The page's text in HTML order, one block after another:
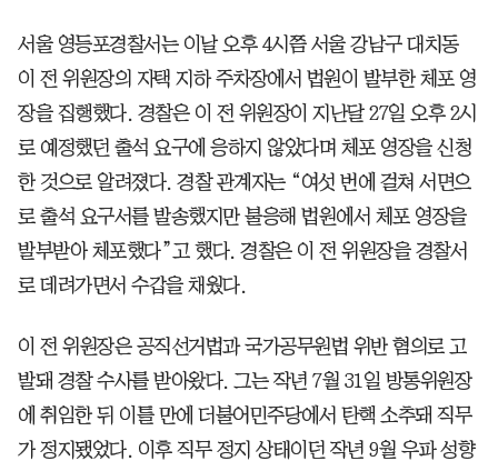
서울 영등포경찰서는 이날 오후 4시쯤 서울 강남구 대치동
이 전 위원장의 자택 지하 주차장에서 법원이 발부한 체포 영
장을 집행했다. 경찰은 이 전 위원장이 지난달 27일 오후 2시
로 예정했던 출석 요구에 응하지 않았다며 체포 영장을 신청
한 것으로 알려졌다. 경찰 관계자는 “여섯 번에 걸쳐 서면으
로 출석 요구서를 발송했지만 불응해 법원에서 체포 영장을
발부받아 체포했다”고 했다. 경찰은 이 전 위원장을 경찰서
로 데려가면서 수갑을 채웠다.
이 전 위원장은 공직선거법과 국가공무원법 위반 혐의로 고
발돼 경찰 수사를 받아왔다. 그는 작년 7월 31일 방통위원장
에 취임한 뒤 이틀 만에 더불어민주당에서 탄핵 소추돼 직무
가 정지됐었다. 이후 직무 정지 상태이던 작년 9월 우파 성향